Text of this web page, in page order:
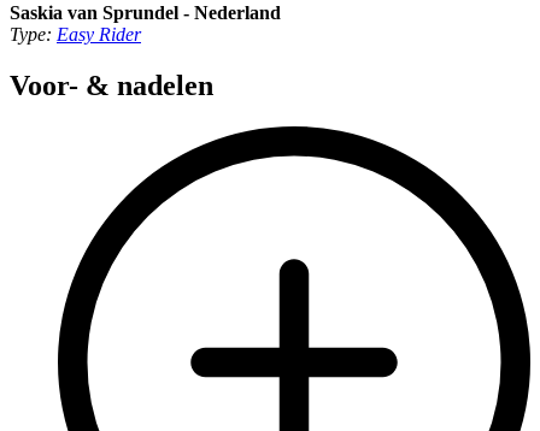
Saskia van Sprundel - Nederland
Type: Easy Rider
Voor- & nadelen